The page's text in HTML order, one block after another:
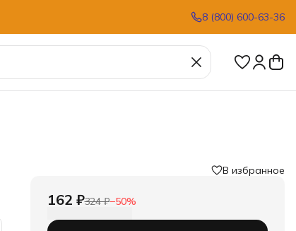
8 (800) 600-63-36
В избранное
162 ₽324 ₽−50%